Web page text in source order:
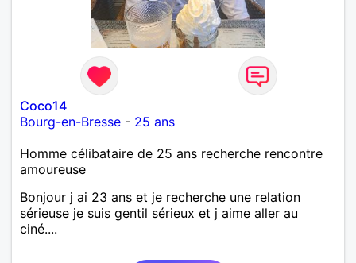
Coco14
Bourg-en-Bresse - 25 ans
Homme célibataire de 25 ans recherche rencontre
amoureuse
Bonjour j ai 23 ans et je recherche une relation
sérieuse je suis gentil sérieux et j aime aller au
ciné....